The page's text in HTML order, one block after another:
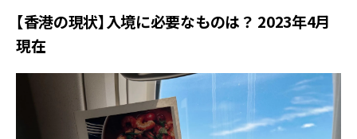
【香港の現状】入境に必要なものは？ 2023年4月
現在